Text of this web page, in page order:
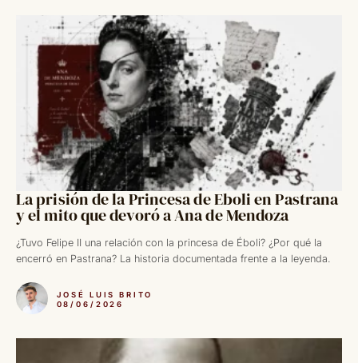
La prisión de la Princesa de Eboli en Pastrana
y el mito que devoró a Ana de Mendoza
¿Tuvo Felipe II una relación con la princesa de Éboli? ¿Por qué la
encerró en Pastrana? La historia documentada frente a la leyenda.
JOSÉ LUIS BRITO
08/06/2026